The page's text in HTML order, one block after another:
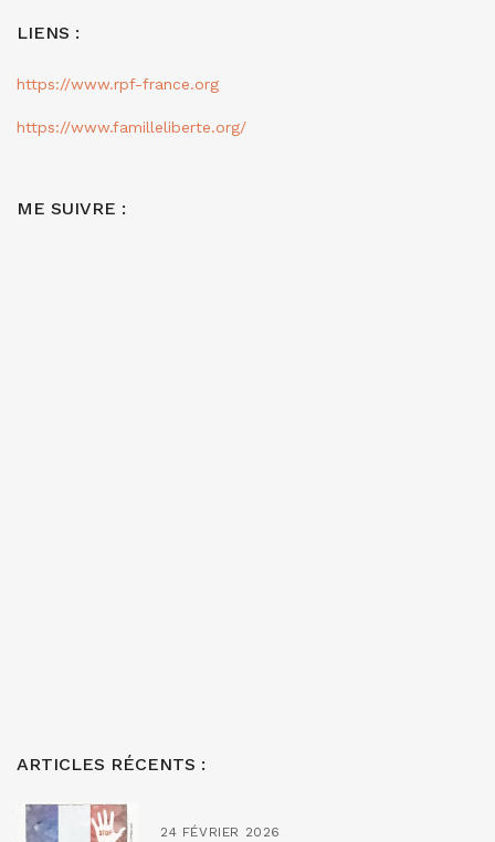
LIENS :
https://www.rpf-france.org
https://www.familleliberte.org/
ME SUIVRE :
ARTICLES RÉCENTS :
24 FÉVRIER 2026